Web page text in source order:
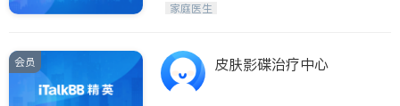
家庭医生
会员 皮肤影碟治疗中心